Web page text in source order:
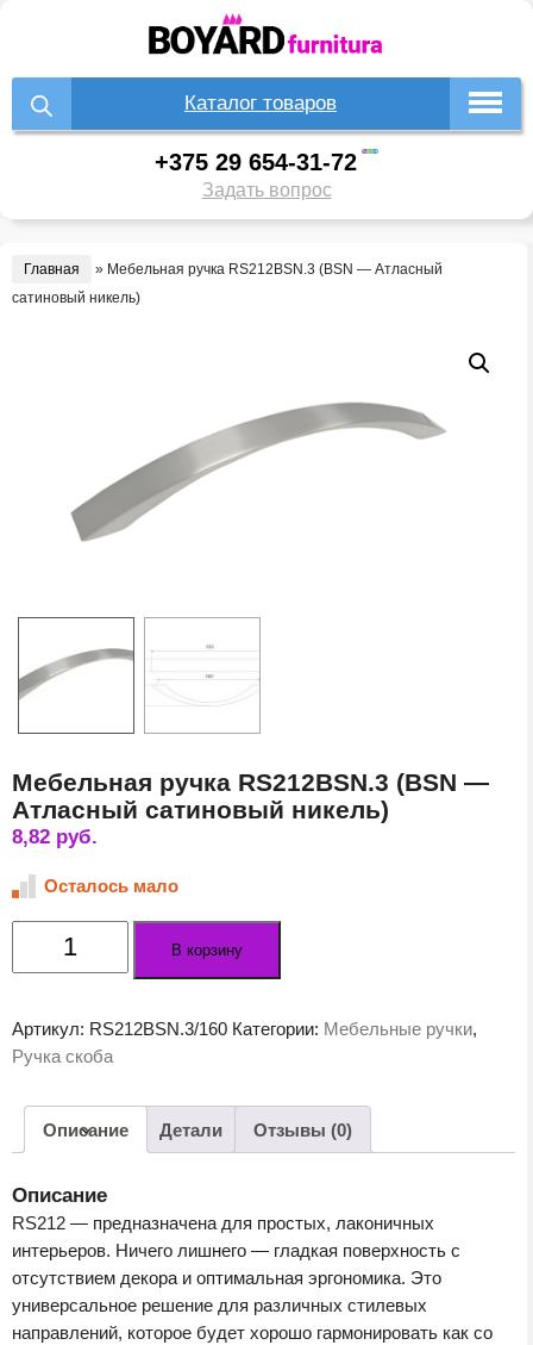
Каталог товаров
+375 29 654-31-72
Задать вопрос
Главная » Мебельная ручка RS212BSN.3 (BSN — Атласный
сатиновый никель)
Мебельная ручка RS212BSN.3 (BSN —
Атласный сатиновый никель)
8,82 руб.
Осталось мало
Количество
товара
RS212BSN.3
(BSN
Атласный
сатиновый
В корзину
Артикул: RS212BSN.3/160 Категории: Мебельные ручки,
Ручка скоба
Описание Детали Отзывы (0)
Описание
RS212 — предназначена для простых, лаконичных
интерьеров. Ничего лишнего — гладкая поверхность с
отсутствием декора и оптимальная эргономика. Это
универсальное решение для различных стилевых
направлений, которое будет хорошо гармонировать как со